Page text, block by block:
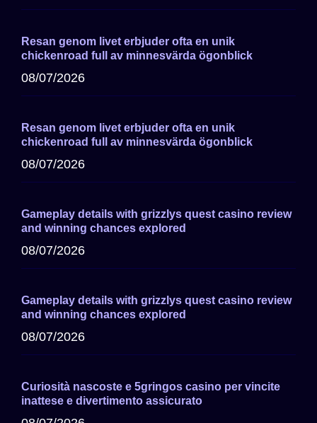
Resan genom livet erbjuder ofta en unik
chickenroad full av minnesvärda ögonblick
08/07/2026
Resan genom livet erbjuder ofta en unik
chickenroad full av minnesvärda ögonblick
08/07/2026
Gameplay details with grizzlys quest casino review
and winning chances explored
08/07/2026
Gameplay details with grizzlys quest casino review
and winning chances explored
08/07/2026
Curiosità nascoste e 5gringos casino per vincite
inattese e divertimento assicurato